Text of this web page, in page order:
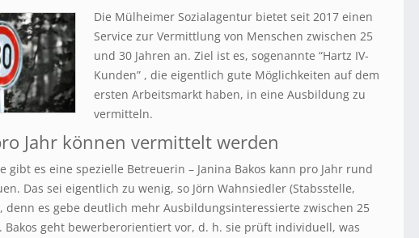
Die Mülheimer Sozialagentur bietet seit 2017 einen
Service zur Vermittlung von Menschen zwischen 25
und 30 Jahren an. Ziel ist es, sogenannte “Hartz IV-
Kunden” , die eigentlich gute Möglichkeiten auf dem
ersten Arbeitsmarkt haben, in eine Ausbildung zu
vermitteln.
Jahr können vermittelt werden
gibt es eine spezielle Betreuerin – Janina Bakos kann pro Jahr rund
Das sei eigentlich zu wenig, so Jörn Wahnsiedler (Stabsstelle,
denn es gebe deutlich mehr Ausbildungsinteressierte zwischen 25
Bakos geht bewerberorientiert vor, d. h. sie prüft individuell, was